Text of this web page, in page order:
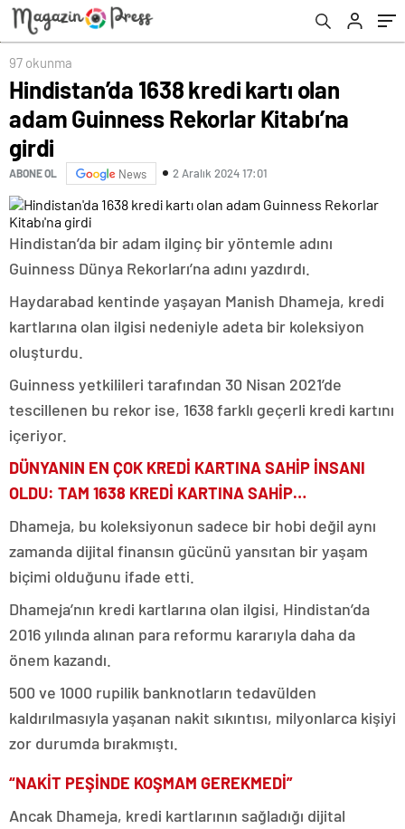
97 okunma
Hindistan’da 1638 kredi kartı olan
adam Guinness Rekorlar Kitabı’na
girdi
ABONE OL News 2 Aralık 2024 17:01
Hindistan’da bir adam ilginç bir yöntemle adını
Guinness Dünya Rekorları’na adını yazdırdı.
Haydarabad kentinde yaşayan Manish Dhameja, kredi
kartlarına olan ilgisi nedeniyle adeta bir koleksiyon
oluşturdu.
Guinness yetkilileri tarafından 30 Nisan 2021’de
tescillenen bu rekor ise, 1638 farklı geçerli kredi kartını
içeriyor.
DÜNYANIN EN ÇOK KREDİ KARTINA SAHİP İNSANI
OLDU: TAM 1638 KREDİ KARTINA SAHİP…
Dhameja, bu koleksiyonun sadece bir hobi değil aynı
zamanda dijital finansın gücünü yansıtan bir yaşam
biçimi olduğunu ifade etti.
Dhameja’nın kredi kartlarına olan ilgisi, Hindistan’da
2016 yılında alınan para reformu kararıyla daha da
önem kazandı.
500 ve 1000 rupilik banknotların tedavülden
kaldırılmasıyla yaşanan nakit sıkıntısı, milyonlarca kişiyi
zor durumda bırakmıştı.
“NAKİT PEŞİNDE KOŞMAM GEREKMEDİ”
Ancak Dhameja, kredi kartlarının sağladığı dijital